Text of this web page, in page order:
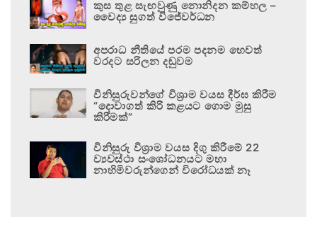
කුස තුළ සැඟවුණු නොනිදන කම්හල –
වෛද්‍ය සුගත් විජේවර්ධන
අපරාධ නීතියේ පරම පදනම හෙවත්
වරදට සරිලන දඬුවම
විනිසුරුවන්ගේ විශ්‍රාම වයස දීර්ඝ කිරීම
“දොවාගත් කිරි කළයට ගොම මුසු
කිරීමක්”
විනිසුරු විශ්‍රාම වයස දිගු කිරීමේ 22
ව්‍යවස්ථා සංශෝධනයට මහා
නාහිමිවරුන්ගෙන් විරෝධයක් නෑ